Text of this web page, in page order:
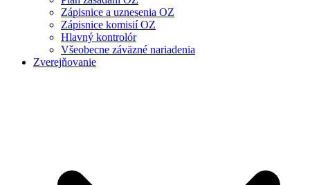
Zápisnice a uznesenia OZ
Zápisnice komisií OZ
Hlavný kontrolór
Všeobecne záväzné nariadenia
Zverejňovanie